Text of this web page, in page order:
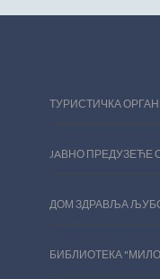
ТУРИСТИЧКА
JAВНО ПРЕДУЗЕЋЕ
ДОМ ЗДРАВЉА
БИБЛИОТЕКА